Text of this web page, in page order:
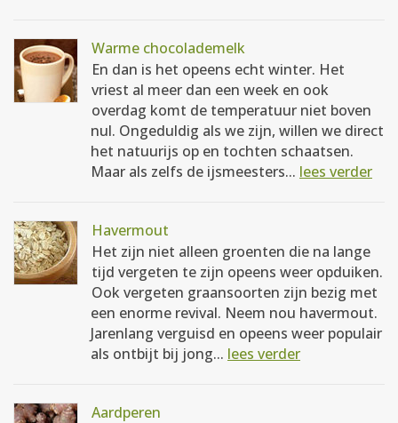
Warme chocolademelk
En dan is het opeens echt winter. Het
vriest al meer dan een week en ook
overdag komt de temperatuur niet boven
nul. Ongeduldig als we zijn, willen we direct
het natuurijs op en tochten schaatsen.
Maar als zelfs de ijsmeesters... lees verder
Havermout
Het zijn niet alleen groenten die na lange
tijd vergeten te zijn opeens weer opduiken.
Ook vergeten graansoorten zijn bezig met
een enorme revival. Neem nou havermout.
Jarenlang verguisd en opeens weer populair
als ontbijt bij jong... lees verder
Aardperen